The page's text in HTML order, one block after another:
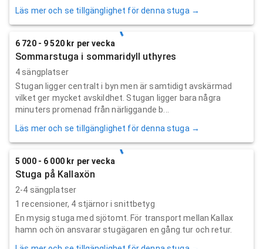
Läs mer och se tillgänglighet för denna stuga →
6 720 - 9 520 kr per vecka
Sommarstuga i sommaridyll uthyres
4 sängplatser
Stugan ligger centralt i byn men är samtidigt avskärmad
vilket ger mycket avskildhet. Stugan ligger bara några
minuters promenad från närliggande b...
Läs mer och se tillgänglighet för denna stuga →
5 000 - 6 000 kr per vecka
Stuga på Kallaxön
2-4 sängplatser
1 recensioner, 4 stjärnor i snittbetyg
En mysig stuga med sjötomt. För transport mellan Kallax
hamn och ön ansvarar stugägaren en gång tur och retur.